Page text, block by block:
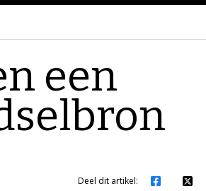
een
Deel dit artikel: